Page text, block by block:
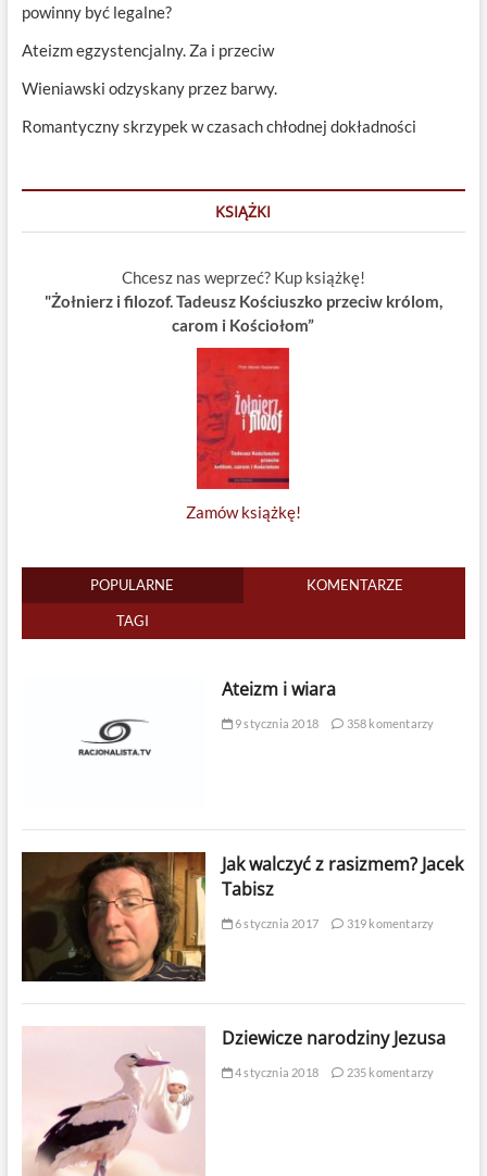
powinny być legalne?
Ateizm egzystencjalny. Za i przeciw
Wieniawski odzyskany przez barwy.
Romantyczny skrzypek w czasach chłodnej dokładności
KSIĄŻKI
Chcesz nas weprzeć? Kup książkę!
"Żołnierz i filozof. Tadeusz Kościuszko przeciw królom,
carom i Kościołom”
Zamów książkę!
POPULARNE KOMENTARZE
TAGI
Ateizm i wiara
9 stycznia 2018 358 komentarzy
Jak walczyć z rasizmem? Jacek
Tabisz
6 stycznia 2017 319 komentarzy
Dziewicze narodziny Jezusa
4 stycznia 2018 235 komentarzy